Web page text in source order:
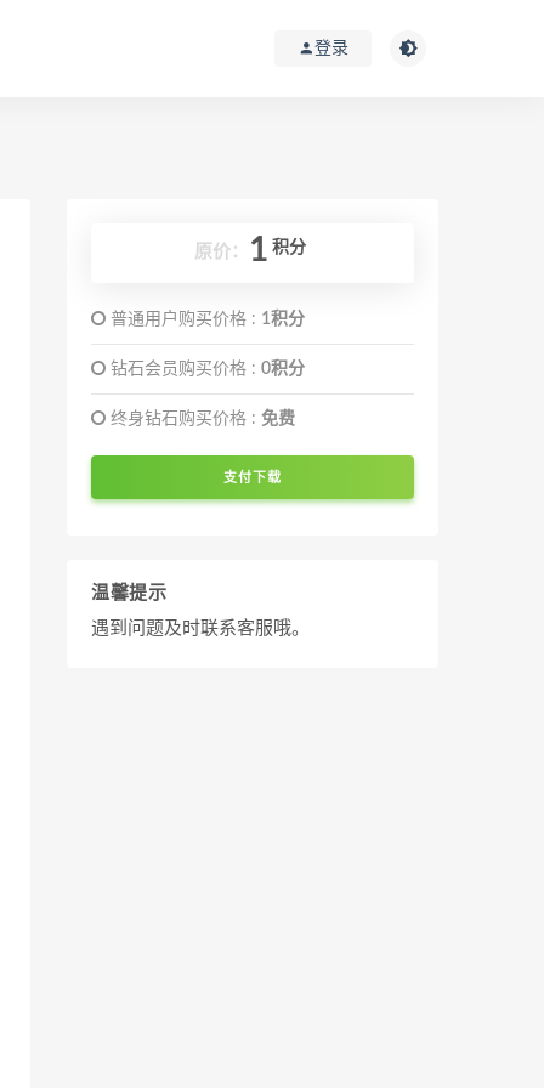
登录
原价： 1 积分
普通用户购买价格 : 1积分
钻石会员购买价格 : 0积分
终身钻石购买价格 : 免费
支付下载
温馨提示
遇到问题及时联系客服哦。